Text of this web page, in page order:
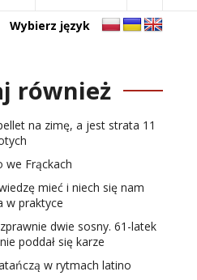
Wybierz język
również
na zimę, a jest strata 11
we Frąckach
mieć i niech się nam
w praktyce
dwie sosny. 61-latek
poddał się karze
w rytmach latino